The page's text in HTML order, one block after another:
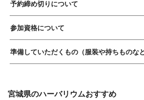
予約締め切りについて
参加資格について
準備していただくもの（服装や持ちものなど
宮城県のハーバリウムおすすめ